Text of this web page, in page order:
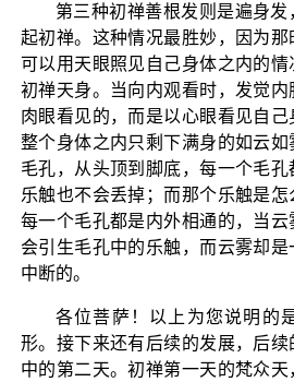
第三种初禅善根发则是遍身
起初禅。这种情况最胜妙，因为
可以用天眼照见自己身体之内的
初禅天身。当向内观看时，发觉内
肉眼看见的，而是以心眼看见自己
整个身体之内只剩下满身的如云
毛孔，从头顶到脚底，每一个毛
乐触也不会丢掉；而那个乐触是
每一个毛孔都是内外相通的，当
会引生毛孔中的乐触，而云雾却
中断的。
各位菩萨！以上为您说明的
形。接下来还有后续的发展，后
中的第二天。初禅第一天的梵众